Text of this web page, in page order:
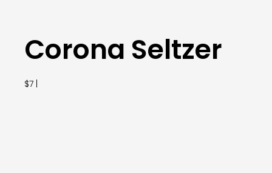
Corona Seltzer
$7 |